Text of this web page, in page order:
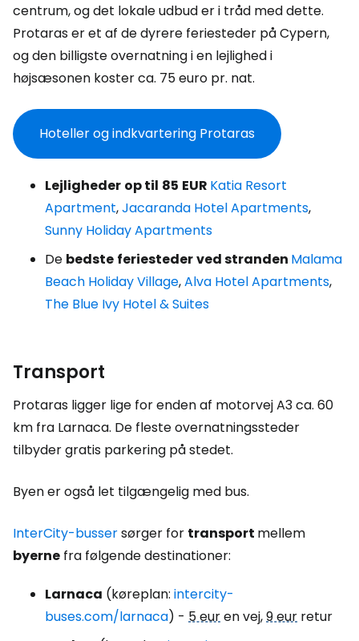
centrum, og det lokale udbud er i tråd med dette.
Protaras er et af de dyrere feriesteder på Cypern,
og den billigste overnatning i en lejlighed i
højsæsonen koster ca. 75 euro pr. nat.
Hoteller og indkvartering Protaras
Lejligheder op til 85 EUR Katia Resort
Apartment,Jacaranda Hotel Apartments,
Sunny Holiday Apartments
De bedste feriestederved stranden Malama
Beach Holiday Village,Alva Hotel Apartments,
The Blue Ivy Hotel & Suites
Transport
Protaras ligger lige for enden af motorvej A3 ca. 60
km fra Larnaca. De fleste overnatningssteder
tilbyder gratis parkering på stedet.
Byen er også let tilgængelig med bus.
InterCity-bussersørger for transport mellem
byerne fra følgende destinationer:
Larnaca (køreplan: intercity-
buses.com/larnaca) - 5 euren vej,9 eur retur